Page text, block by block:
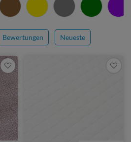
Bewertungen Neueste